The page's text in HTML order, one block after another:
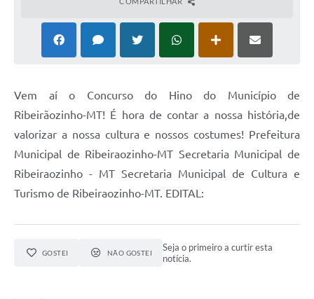
Vem aí o Concurso do Hino do Município de
Ribeirãozinho-MT! É hora de contar a nossa história,de
valorizar a nossa cultura e nossos costumes! Prefeitura
Municipal de Ribeiraozinho-MT Secretaria Municipal de
Ribeiraozinho - MT Secretaria Municipal de Cultura e
Turismo de Ribeiraozinho-MT. EDITAL:
GOSTEI NÃO GOSTEI
Seja o primeiro a curtir esta
notícia.